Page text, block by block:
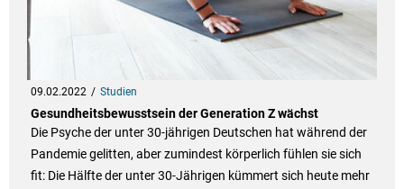
09.02.2022 Studien
Gesundheitsbewusstsein der Generation Z wächst
Die Psyche der unter 30-jährigen Deutschen hat während der
Pandemie gelitten, aber zumindest körperlich fühlen sie sich
fit: Die Hälfte der unter 30-Jährigen kümmert sich heute mehr